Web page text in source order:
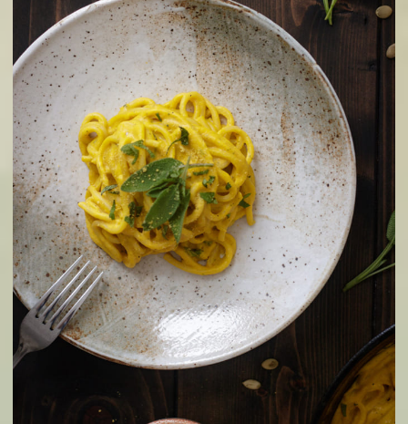
thêm cà chua, phô mai, rau xà lách ( hoặc đồ ăn
theo ý thích ) là có thể dùng được.
4. Mỳ ý kem chay